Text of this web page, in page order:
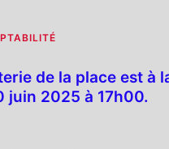
de la place est à
juin 2025 à 17h00.